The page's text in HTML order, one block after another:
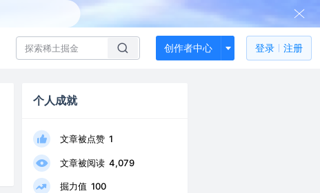
创作者中心 登录 注册
个人成就
文章被点赞 1
文章被阅读 4,079
掘力值 100